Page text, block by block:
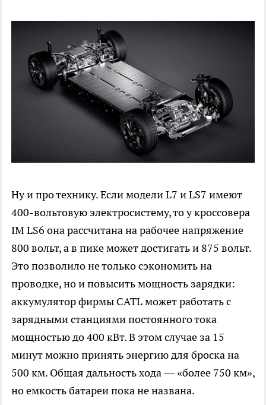
Ну и про технику. Если модели L7 и LS7 имеют
400-вольтовую электросистему, то у кроссовера
IM LS6 она рассчитана на рабочее напряжение
800 вольт, а в пике может достигать и 875 вольт.
Это позволило не только сэкономить на
проводке, но и повысить мощность зарядки:
аккумулятор фирмы CATL может работать с
зарядными станциями постоянного тока
мощностью до 400 кВт. В этом случае за 15
минут можно принять энергию для броска на
500 км. Общая дальность хода — «более 750 км»,
но емкость батареи пока не названа.